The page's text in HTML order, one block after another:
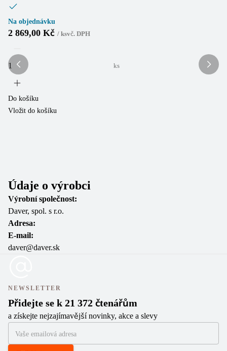
Na objednávku
2 869,00 Kč / ksvč. DPH
ks
Do košíku
Vložit do košíku
Údaje o výrobci
Výrobní společnost:
Daver, spol. s r.o.
Adresa:
E-mail:
daver@daver.sk
NEWSLETTER
Přidejte se k 21 372 čtenářům
a získejte nejzajímavější novinky, akce a slevy